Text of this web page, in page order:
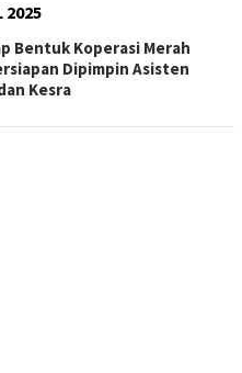
2025
Bentuk Koperasi Merah
Dipimpin Asisten
Kesra